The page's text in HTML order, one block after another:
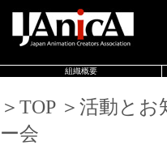
組織概要
＞TOP ＞活動と
ー会